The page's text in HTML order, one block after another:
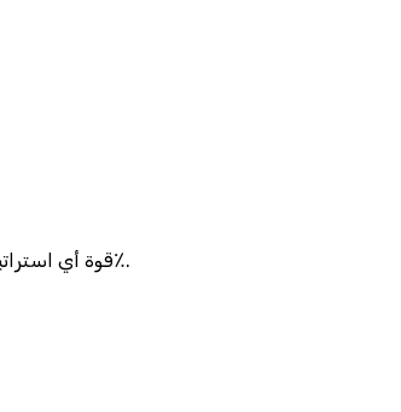
قوة أي استراتيجية تكمن في عدد الرهانات المدروسة؛ مثال 7 رهانات بحد أقصى 30 درهم لكل واحدة يولد عائدًا محتملًا لا يتجاوز 210 درهم إذا فاز الواحد فقط بنسبة 1.2٪.